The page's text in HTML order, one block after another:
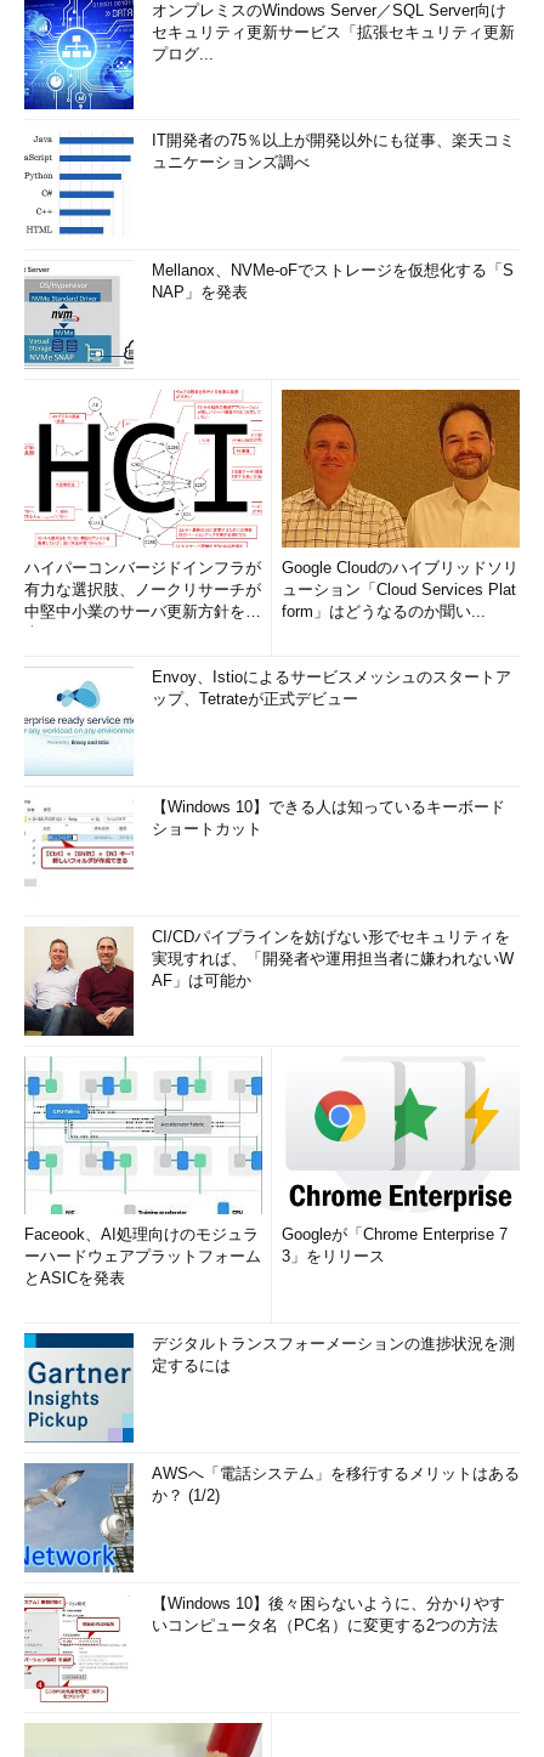
オンプレミスのWindows Server／SQL Server向け
セキュリティ更新サービス「拡張セキュリティ更新
プログ...
IT開発者の75％以上が開発以外にも従事、楽天コミ
ュニケーションズ調べ
Mellanox、NVMe-oFでストレージを仮想化する「S
NAP」を発表
ハイパーコンバージドインフラが
有力な選択肢、ノークリサーチが
中堅中小業のサーバ更新方針を調
Google Cloudのハイブリッドソリ
ューション「Cloud Services Plat
form」はどうなるのか聞い...
Envoy、Istioによるサービスメッシュのスタートア
ップ、Tetrateが正式デビュー
【Windows 10】できる人は知っているキーボード
ショートカット
CI/CDパイプラインを妨げない形でセキュリティを
実現すれば、「開発者や運用担当者に嫌われないW
AF」は可能か
Faceook、AI処理向けのモジュラ
ーハードウェアプラットフォーム
とASICを発表
Googleが「Chrome Enterprise 7
3」をリリース
デジタルトランスフォーメーションの進捗状況を測
定するには
AWSへ「電話システム」を移行するメリットはある
か？ (1/2)
【Windows 10】後々困らないように、分かりやす
いコンピュータ名（PC名）に変更する2つの方法